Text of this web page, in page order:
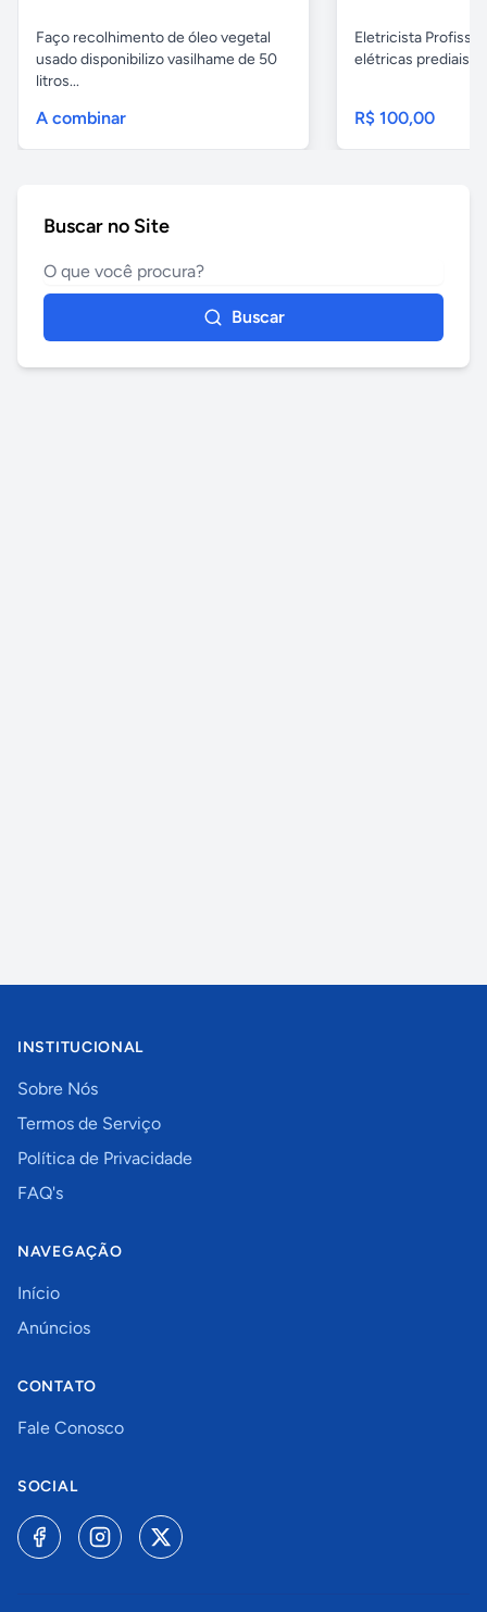
Faço recolhimento de óleo vegetal
usado disponibilizo vasilhame de 50
litros...
A combinar
Eletricista
elétricas prediais e
R$ 100,00
Buscar no Site
Buscar
INSTITUCIONAL
Sobre Nós
Termos de Serviço
Política de Privacidade
FAQ's
NAVEGAÇÃO
Início
Anúncios
CONTATO
Fale Conosco
SOCIAL